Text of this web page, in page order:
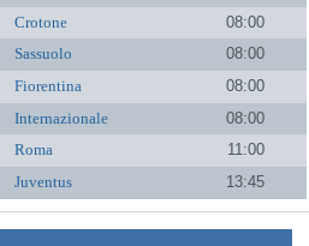
Crotone
08:00
Sassuolo
08:00
Fiorentina
08:00
Internazionale
08:00
Roma
11:00
Juventus 13:45